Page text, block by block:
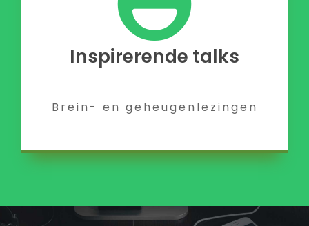
Inspirerende talks
Brein- en geheugenlezingen